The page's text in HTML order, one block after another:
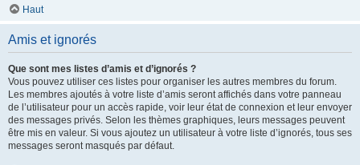
Haut
Amis et ignorés
Que sont mes listes d’amis et d’ignorés ?
Vous pouvez utiliser ces listes pour organiser les autres membres du forum.
Les membres ajoutés à votre liste d’amis seront affichés dans votre panneau
de l’utilisateur pour un accès rapide, voir leur état de connexion et leur envoyer
des messages privés. Selon les thèmes graphiques, leurs messages peuvent
être mis en valeur. Si vous ajoutez un utilisateur à votre liste d’ignorés, tous ses
messages seront masqués par défaut.